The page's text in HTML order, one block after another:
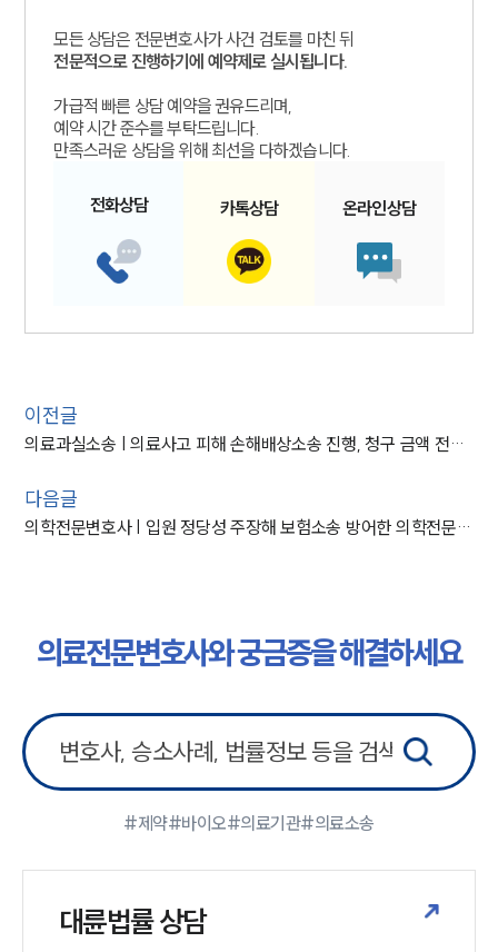
모든 상담은 전문변호사가 사건 검토를 마친 뒤
전문적으로 진행하기에 예약제로 실시됩니다.
가급적 빠른 상담 예약을 권유드리며,
예약 시간 준수를 부탁드립니다.
만족스러운 상담을 위해 최선을 다하겠습니다.
전화상담 카톡상담 온라인상담
이전글
의료과실소송 | 의료사고 피해 손해배상소송 진행, 청구 금액 전액 인용
다음글
의학전문변호사 | 입원 정당성 주장해 보험소송 방어한 의학전문변호사
의료전문변호사와 궁금증을 해결하세요
#제약#바이오#의료기관#의료소송
대륜법률 상담